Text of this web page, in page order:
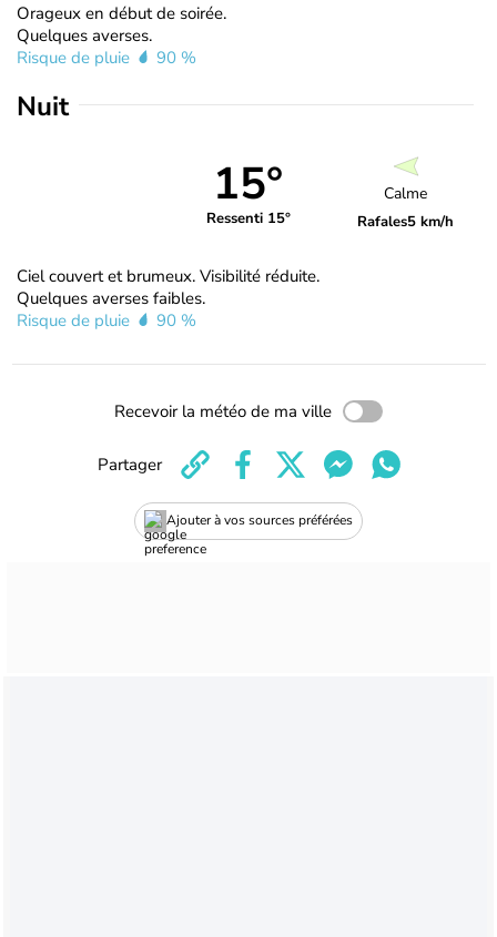
Orageux en début de soirée.
Quelques averses.
Risque de pluie
90 %
Nuit
15°
Ressenti 15°
Calme
Rafales5 km/h
Ciel couvert et brumeux. Visibilité réduite.
Quelques averses faibles.
Risque de pluie
90 %
Recevoir la météo de ma ville
Ajouter à vos sources préférées
Partager